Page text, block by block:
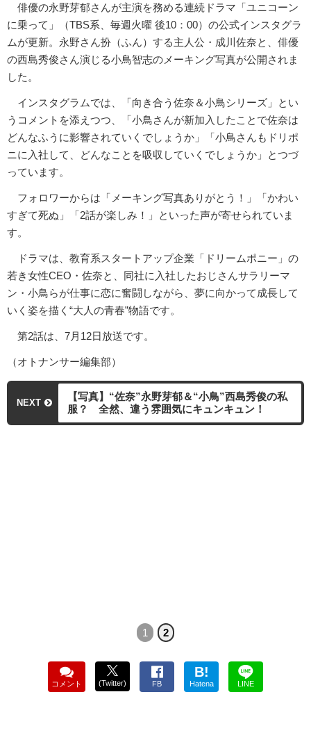
俳優の永野芽郁さんが主演を務める連続ドラマ「ユニコーン
に乗って」（TBS系、毎週火曜 後10：00）の公式インスタグラ
ムが更新。永野さん扮（ふん）する主人公・成川佐奈と、俳優
の西島秀俊さん演じる小鳥智志のメーキング写真が公開されま
した。
インスタグラムでは、「向き合う佐奈＆小鳥シリーズ」とい
うコメントを添えつつ、「小鳥さんが新加入したことで佐奈は
どんなふうに影響されていくでしょうか」「小鳥さんもドリポ
ニに入社して、どんなことを吸収していくでしょうか」とつづ
っています。
フォロワーからは「メーキング写真ありがとう！」「かわい
すぎて死ぬ」「2話が楽しみ！」といった声が寄せられていま
す。
ドラマは、教育系スタートアップ企業「ドリームポニー」の
若き女性CEO・佐奈と、同社に入社したおじさんサラリーマ
ン・小鳥らが仕事に恋に奮闘しながら、夢に向かって成長して
いく姿を描く“大人の青春”物語です。
第2話は、7月12日放送です。
（オトナンサー編集部）
NEXT
【写真】“佐奈”永野芽郁＆“小鳥”西島秀俊の私
服？ 全然、違う雰囲気にキュンキュン！
1 2
コメント (Twitter) FB
B!
Hatena LINE